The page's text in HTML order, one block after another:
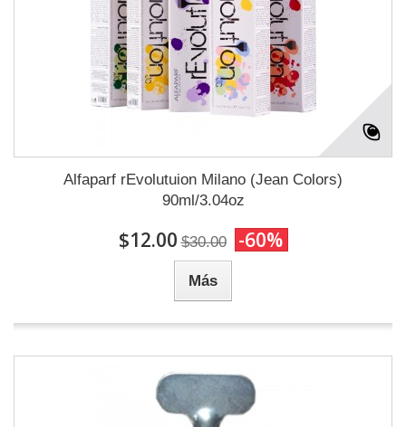
Alfaparf rEvolutuion Milano (Jean Colors)
90ml/3.04oz
$12.00 $30.00 -60%
Más